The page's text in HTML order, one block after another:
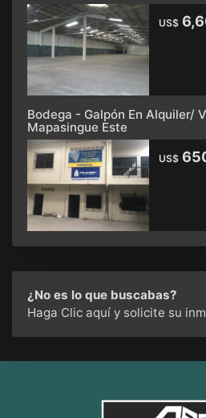
US$
Bodega - Galpón En Alquiler/
Mapasingue Este
US$
¿No es lo que buscabas?
Haga Clic aquí y solicite su